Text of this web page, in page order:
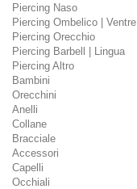
Piercing Naso
Piercing Ombelico | Ventre
Piercing Orecchio
Piercing Barbell | Lingua
Piercing Altro
Bambini
Orecchini
Anelli
Collane
Bracciale
Accessori
Capelli
Occhiali